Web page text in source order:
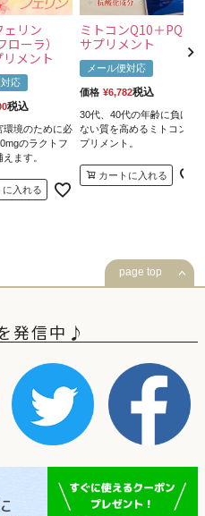
ェリン
ーラ）
メント
対応
税込
環境のために必
のラクトフ
ます。
に入れる
ミトコンQ10＋PQQ
サプリメント
メール便対応
価格 ¥6,782税込
30代、40代の年齢に負け
ない質を高めるミトコンサ
プリメント。
カートに入れる
page top
発信中♪